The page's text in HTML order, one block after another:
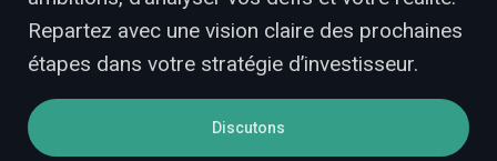
Repartez avec une vision claire des prochaines
étapes dans votre stratégie d’investisseur.
Discutons